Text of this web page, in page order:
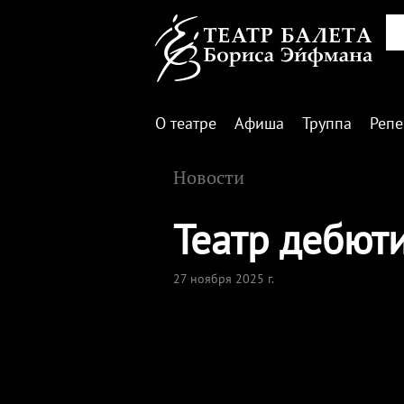
О театре Афиша Труппа
Новости
Театр
27 ноября 2025 г.